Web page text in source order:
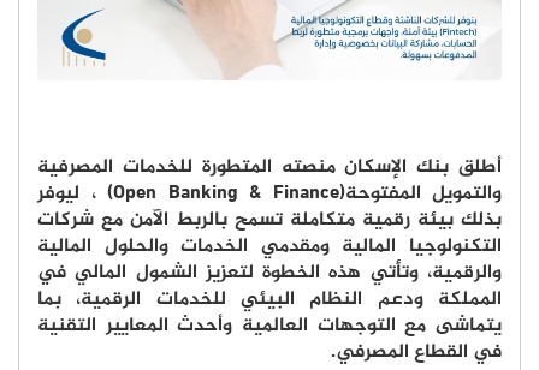
أطلق بنك الإسكان منصته المتطورة للخدمات المصرفية
والتمويل المفتوحة(Open Banking & Finance)، ليوفر
بذلك بيئة رقمية متكاملة تسمح بالربط الآمن مع شركات
التكنولوجيا المالية ومقدمي الخدمات والحلول المالية
والرقمية، وتأتي هذه الخطوة لتعزيز الشمول المالي في
المملكة ودعم النظام البيئي للخدمات الرقمية، بما
يتماشى مع التوجهات العالمية وأحدث المعايير التقنية
في القطاع المصرفي.